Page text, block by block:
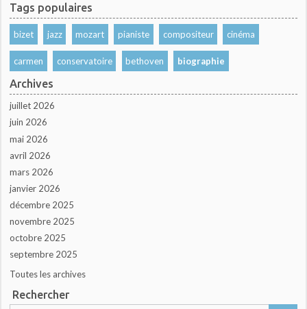
Tags populaires
bizet jazz mozart pianiste compositeur cinéma
carmen conservatoire bethoven biographie
Archives
juillet 2026
juin 2026
mai 2026
avril 2026
mars 2026
janvier 2026
décembre 2025
novembre 2025
octobre 2025
septembre 2025
Toutes les archives
Rechercher